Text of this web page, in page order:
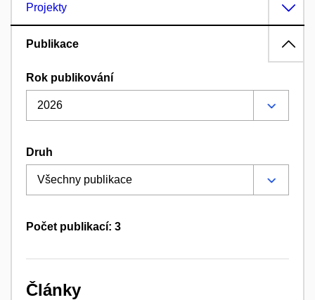
Projekty
Publikace
Rok publikování
Druh
Počet publikací: 3
Články